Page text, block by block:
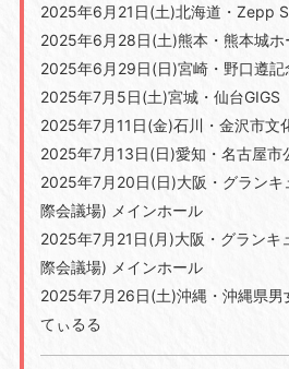
2025年6月21日(土)北海道・Zepp
2025年6月28日(土)熊本・熊本城
2025年6月29日(日)宮崎・野口遵記
2025年7月5日(土)宮城・仙台GIGS
2025年7月11日(金)石川・金沢市文
2025年7月13日(日)愛知・名古屋市
2025年7月20日(日)大阪・グランキ
際会議場) メインホール
2025年7月21日(月)大阪・グランキ
際会議場) メインホール
2025年7月26日(土)沖縄・沖縄県
てぃるる